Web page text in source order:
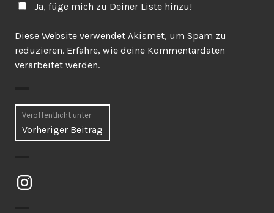
Ja, füge mich zu Deiner Liste hinzu!
Diese Website verwendet Akismet, um Spam zu
reduzieren. Erfahre, wie deine Kommentardaten
verarbeitet werden.
Beitragsnavigation
Veröffentlicht unter
Vorheriger Beitrag
Instagram